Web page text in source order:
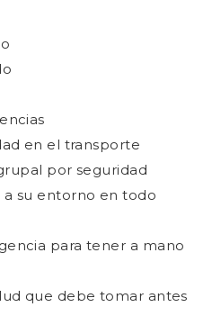
en el transporte
por seguridad
su entorno en todo
para tener a mano
que debe tomar antes